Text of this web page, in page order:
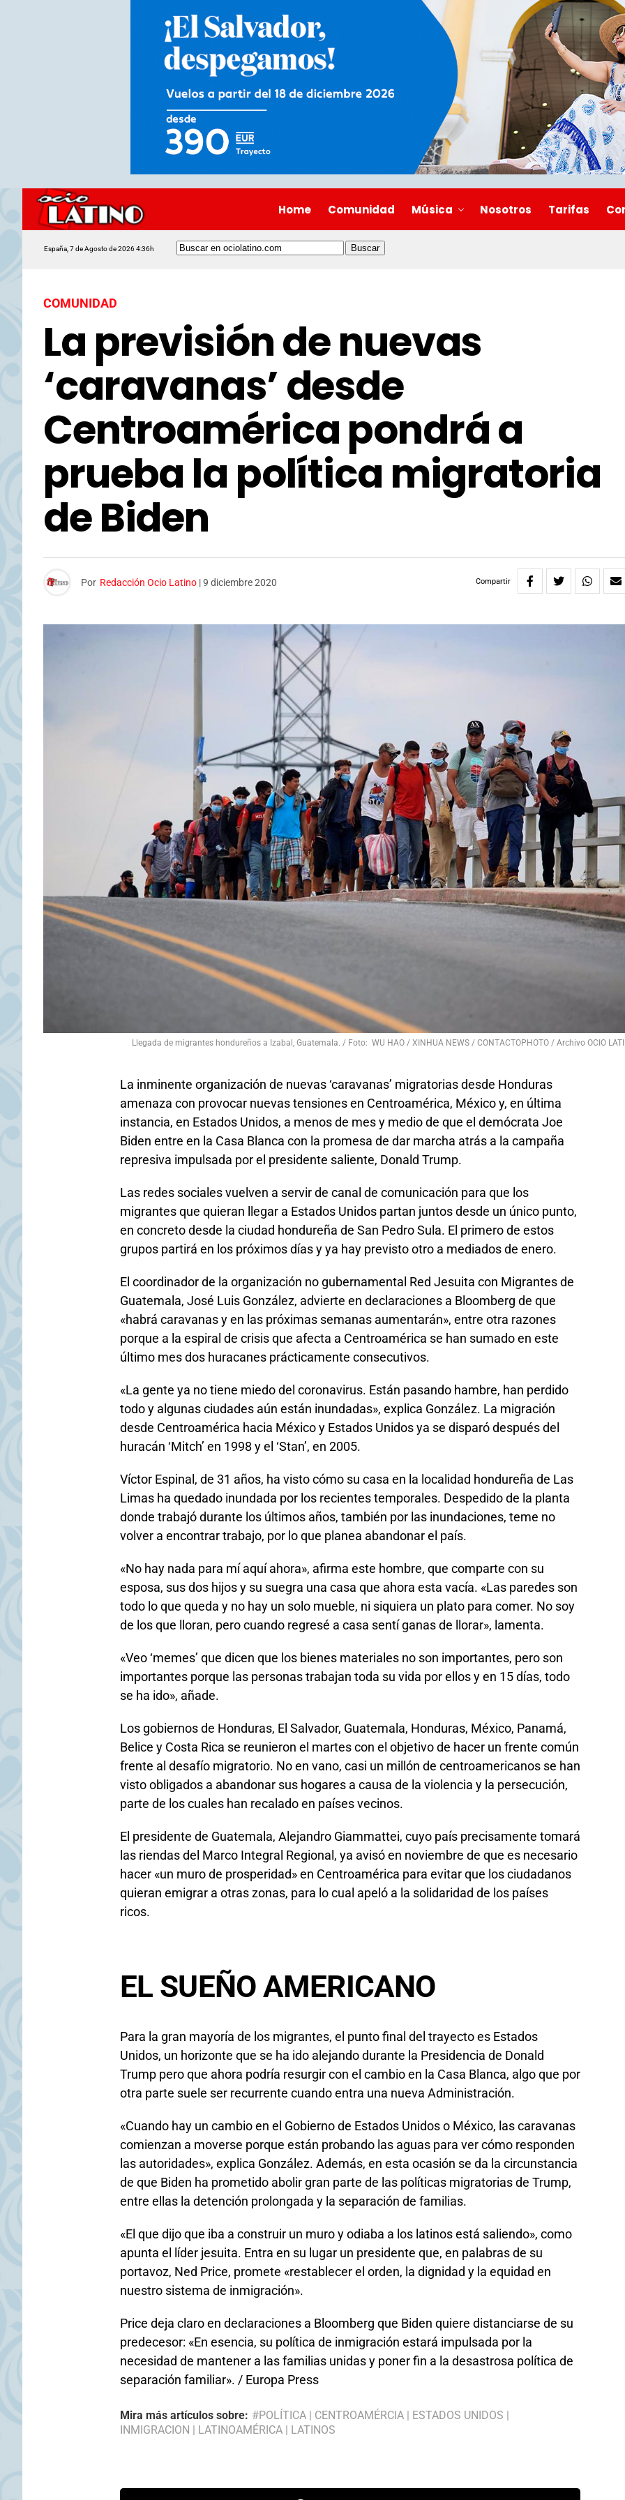
Home Comunidad Música Nosotros Tarifas
España, 7 de Agosto de 2026 4:36h
COMUNIDAD
La previsión de nuevas
‘caravanas’ desde
Centroamérica pondrá a
prueba la política migratoria
de Biden
Por Redacción Ocio Latino |9 diciembre 2020 Compartir
Llegada de migrantes hondureños a Izabal, Guatemala. / Foto: WU HAO / XINHUA NEWS / CONTACTOPHOTO / Archivo OCIO
La inminente organización de nuevas ‘caravanas’ migratorias desde Honduras
amenaza con provocar nuevas tensiones en Centroamérica, México y, en última
instancia, en Estados Unidos, a menos de mes y medio de que el demócrata Joe
Biden entre en la Casa Blanca con la promesa de dar marcha atrás a la campaña
represiva impulsada por el presidente saliente, Donald Trump.
Las redes sociales vuelven a servir de canal de comunicación para que los
migrantes que quieran llegar a Estados Unidos partan juntos desde un único punto,
en concreto desde la ciudad hondureña de San Pedro Sula. El primero de estos
grupos partirá en los próximos días y ya hay previsto otro a mediados de enero.
El coordinador de la organización no gubernamental Red Jesuita con Migrantes de
Guatemala, José Luis González, advierte en declaraciones a Bloomberg de que
«habrá caravanas y en las próximas semanas aumentarán», entre otra razones
porque a la espiral de crisis que afecta a Centroamérica se han sumado en este
último mes dos huracanes prácticamente consecutivos.
«La gente ya no tiene miedo del coronavirus. Están pasando hambre, han perdido
todo y algunas ciudades aún están inundadas», explica González. La migración
desde Centroamérica hacia México y Estados Unidos ya se disparó después del
huracán ‘Mitch’ en 1998 y el ‘Stan’, en 2005.
Víctor Espinal, de 31 años, ha visto cómo su casa en la localidad hondureña de Las
Limas ha quedado inundada por los recientes temporales. Despedido de la planta
donde trabajó durante los últimos años, también por las inundaciones, teme no
volver a encontrar trabajo, por lo que planea abandonar el país.
«No hay nada para mí aquí ahora», afirma este hombre, que comparte con su
esposa, sus dos hijos y su suegra una casa que ahora esta vacía. «Las paredes son
todo lo que queda y no hay un solo mueble, ni siquiera un plato para comer. No soy
de los que lloran, pero cuando regresé a casa sentí ganas de llorar», lamenta.
«Veo ‘memes’ que dicen que los bienes materiales no son importantes, pero son
importantes porque las personas trabajan toda su vida por ellos y en 15 días, todo
se ha ido», añade.
Los gobiernos de Honduras, El Salvador, Guatemala, Honduras, México, Panamá,
Belice y Costa Rica se reunieron el martes con el objetivo de hacer un frente común
frente al desafío migratorio. No en vano, casi un millón de centroamericanos se han
visto obligados a abandonar sus hogares a causa de la violencia y la persecución,
parte de los cuales han recalado en países vecinos.
El presidente de Guatemala, Alejandro Giammattei, cuyo país precisamente tomará
las riendas del Marco Integral Regional, ya avisó en noviembre de que es necesario
hacer «un muro de prosperidad» en Centroamérica para evitar que los ciudadanos
quieran emigrar a otras zonas, para lo cual apeló a la solidaridad de los países
ricos.
EL SUEÑO AMERICANO
Para la gran mayoría de los migrantes, el punto final del trayecto es Estados
Unidos, un horizonte que se ha ido alejando durante la Presidencia de Donald
Trump pero que ahora podría resurgir con el cambio en la Casa Blanca, algo que por
otra parte suele ser recurrente cuando entra una nueva Administración.
«Cuando hay un cambio en el Gobierno de Estados Unidos o México, las caravanas
comienzan a moverse porque están probando las aguas para ver cómo responden
las autoridades», explica González. Además, en esta ocasión se da la circunstancia
de que Biden ha prometido abolir gran parte de las políticas migratorias de Trump,
entre ellas la detención prolongada y la separación de familias.
«El que dijo que iba a construir un muro y odiaba a los latinos está saliendo», como
apunta el líder jesuita. Entra en su lugar un presidente que, en palabras de su
portavoz, Ned Price, promete «restablecer el orden, la dignidad y la equidad en
nuestro sistema de inmigración».
Price deja claro en declaraciones a Bloomberg que Biden quiere distanciarse de su
predecesor: «En esencia, su política de inmigración estará impulsada por la
necesidad de mantener a las familias unidas y poner fin a la desastrosa política de
separación familiar». / Europa Press
Mira más artículos sobre: #POLÍTICA CENTROAMÉRCIA ESTADOS UNIDOS
INMIGRACION
LATINOAMÉRICA LATINOS